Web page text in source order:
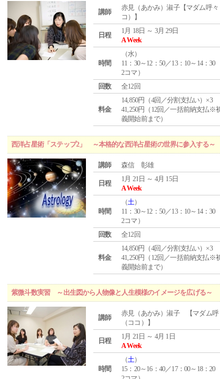
講師
赤見（あかみ）淑子【マダム呼々
コ）】
日程
1月 18日 ～ 3月 29日
A Week
時間
（水）
11：30～12：50／13：10～14：30
2コマ）
回数
全12回
料金
14,850円（4回／分割支払い）×3
41,250円（12回／一括前納支払※
義開始前まで）
西洋占星術「ステップ2」 ～本格的な西洋占星術の世界に参入する～
講師 森信 彰雄
日程
1月 21日 ～ 4月 15日
A Week
時間
（土）
11：30～12：50／13：10～14：30
2コマ）
回数
全12回
料金
14,850円（4回／分割支払い）×3
41,250円（12回／一括前納支払※
義開始前まで）
紫微斗数実習 ～出生図から人物像と人生模様のイメージを広げる～
講師
赤見（あかみ）淑子 【マダム呼
（ココ）】
日程
1月 21日 ～ 4月 1日
A Week
時間
（土）
15：20～16：40／17：00～18：20